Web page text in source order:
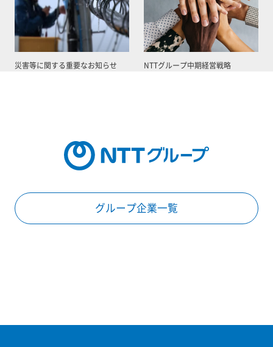
災害等に関する重要なお知らせ NTTグループ中期経営戦略
グループ企業一覧